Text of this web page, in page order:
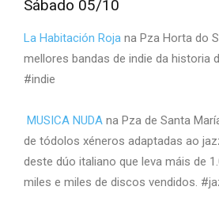
Sábado 05/10
La Habitación Roja na Pza Horta do
mellores bandas de indie da historia
#indie
MUSICA NUDA na Pza de Santa
de tódolos xéneros adaptadas ao
deste dúo italiano que leva máis de
miles e miles de discos vendidos.